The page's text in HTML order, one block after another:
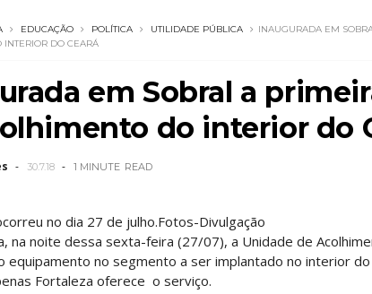
EDUCAÇÃO POLÍTICA UTILIDADE PÚBLICA
INAUGURADA EM
DO CEARÁ
em Sobral a
do interior do
30.7.18 1 MINUTE READ
no dia 27 de julho.Fotos-Divulgação
na noite dessa sexta-feira (27/07), a Unidade de
equipamento no segmento a ser implantado no interior
Fortaleza oferece o serviço.